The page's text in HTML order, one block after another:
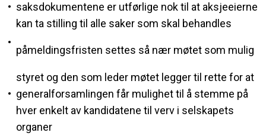
• saksdokumentene er utførlige nok til at aksjeeierne
kan ta stilling til alle saker som skal behandles
•
påmeldingsfristen settes så nær møtet som mulig
•
styret og den som leder møtet legger til rette for at
generalforsamlingen får mulighet til å stemme på
hver enkelt av kandidatene til verv i selskapets
organer